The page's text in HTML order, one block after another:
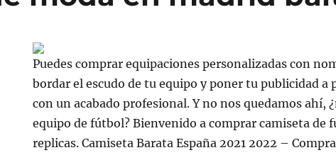
Puedes comprar equipaciones personalizadas con
bordar el escudo de tu equipo y poner tu publicidad a
con un acabado profesional. Y no nos quedamos ahí,
equipo de fútbol? Bienvenido a comprar camiseta de
replicas. Camiseta Barata España 2021 2022 –